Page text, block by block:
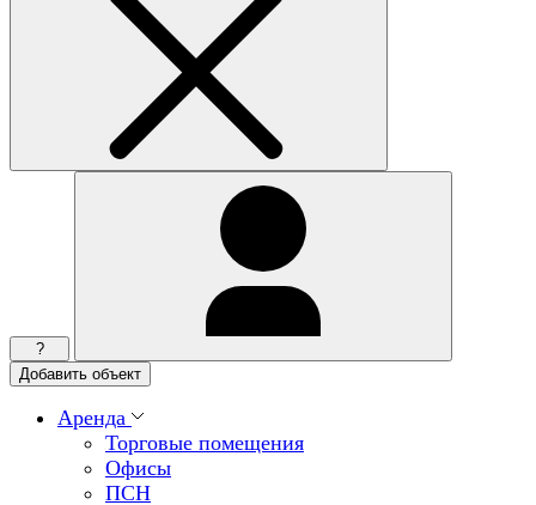
?
Добавить объект
Аренда
Торговые помещения
Офисы
ПСН